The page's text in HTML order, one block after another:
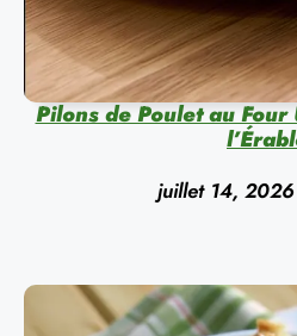
Pilons de Poulet au
juillet 14, 2026